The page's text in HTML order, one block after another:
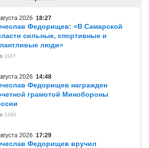
2026 18:27
Федорищев: «В Самарской
сильные, спортивные и
люди»
1187
2026 14:48
Федорищев награжден
грамотой Минобороны
1260
2026 17:29
Федорищев вручил